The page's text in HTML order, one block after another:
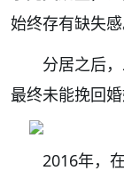
始终存有缺失感
分居之后
最终未能挽回
2016年，